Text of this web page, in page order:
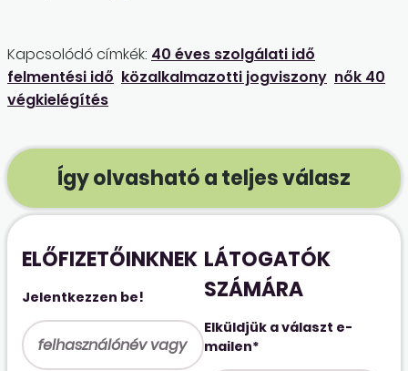
Kapcsolódó címkék: 40 éves szolgálati idő
felmentési idő közalkalmazotti jogviszony nők 40
végkielégítés
Így olvasható a teljes válasz
ELŐFIZETŐINKNEK
Jelentkezzen be!
LÁTOGATÓK
SZÁMÁRA
Elküldjük a választ e-
mailen*